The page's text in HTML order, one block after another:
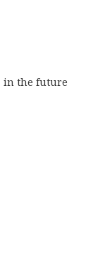
in the future